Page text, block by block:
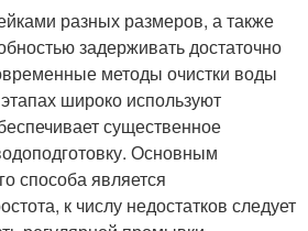
разных размеров, а также
задерживать достаточно
методы очистки воды
широко используют
существенное
Основным
способа является
к числу недостатков следует